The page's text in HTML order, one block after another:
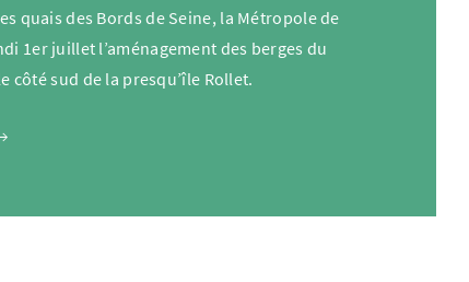
quais des Bords de Seine, la Métropole de
1er juillet l’aménagement des berges du
côté sud de la presqu’île Rollet.